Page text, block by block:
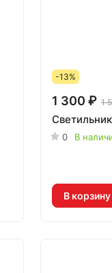
-13%
1 300 ₽ 1
0 В
В корзину